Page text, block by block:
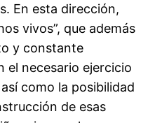
En esta dirección,
vivos”, que además
y constante
el necesario ejercicio
como la posibilidad
de esas